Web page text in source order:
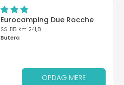
Eurocamping Due Rocche
SS. 115 km 241,8
Butera
OPDAG MERE